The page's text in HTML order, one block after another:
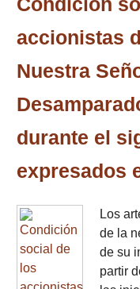
Condición
accionistas
Nuestra
durante el
expresados
Los
de la
de su
partir